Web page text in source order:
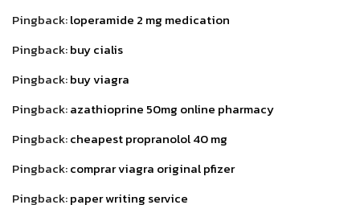
Pingback:loperamide 2 mg medication
Pingback:buy cialis
Pingback:buy viagra
Pingback:azathioprine 50mg online pharmacy
Pingback:cheapest propranolol 40 mg
Pingback:comprar viagra original pfizer
Pingback:paper writing service